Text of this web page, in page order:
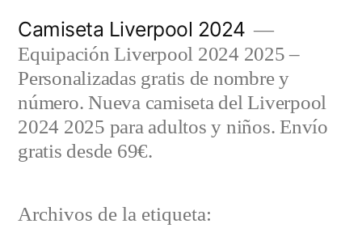
contenido
Camiseta Liverpool 2024
Equipación Liverpool 2024 2025 –
Personalizadas gratis de nombre y
número. Nueva camiseta del Liverpool
2024 2025 para adultos y niños. Envío
gratis desde 69€.
Archivos de la etiqueta: